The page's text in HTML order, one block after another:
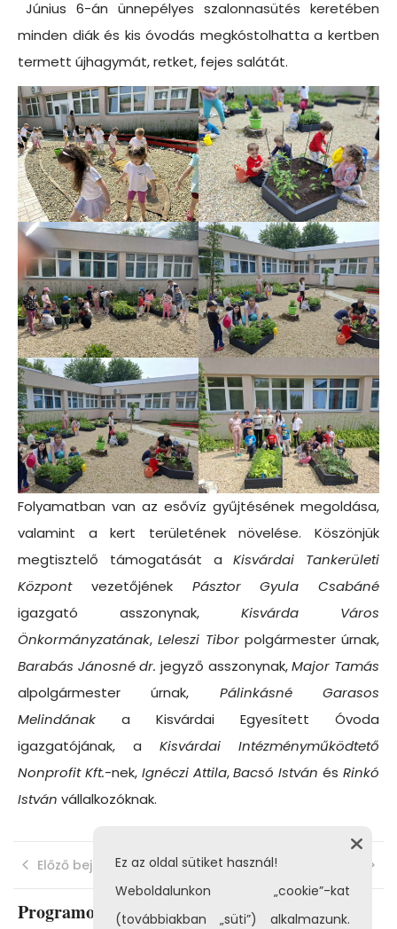
Június 6-án ünnepélyes szalonnasütés keretében
minden diák és kis óvodás megkóstolhatta a kertben
termett újhagymát, retket, fejes salátát.
Folyamatban van az esővíz gyűjtésének megoldása,
valamint a kert területének növelése. Köszönjük
megtisztelő támogatását aKisvárdai Tankerületi
Központvezetőjének Pásztor Gyula Csabáné
igazgató asszonynak, Kisvárda Város
Önkormányzatának,Leleszi Tiborpolgármester úrnak,
Barabás Jánosné dr. jegyző asszonynak,Major Tamás
alpolgármester úrnak, Pálinkásné Garasos
Melindának a Kisvárdai Egyesített Óvoda
igazgatójának, a Kisvárdai Intézményműködtető
Nonprofit Kft.-nek, Ignéczi Attila,Bacsó István ésRinkó
István vállalkozóknak.
Előző bejegyzés Következő bejegyzés
Programok
Ez az oldal sütiket használ!
Weboldalunkon „cookie”-kat
(továbbiakban „süti”) alkalmazunk.